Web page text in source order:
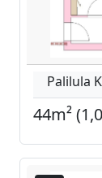
Palilula
44m²